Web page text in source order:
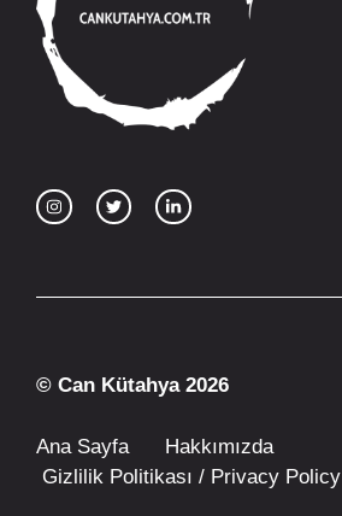
© Can Kütahya 2026
Ana Sayfa
Hakkımızda
Gizlilik Politikası / Privacy Policy